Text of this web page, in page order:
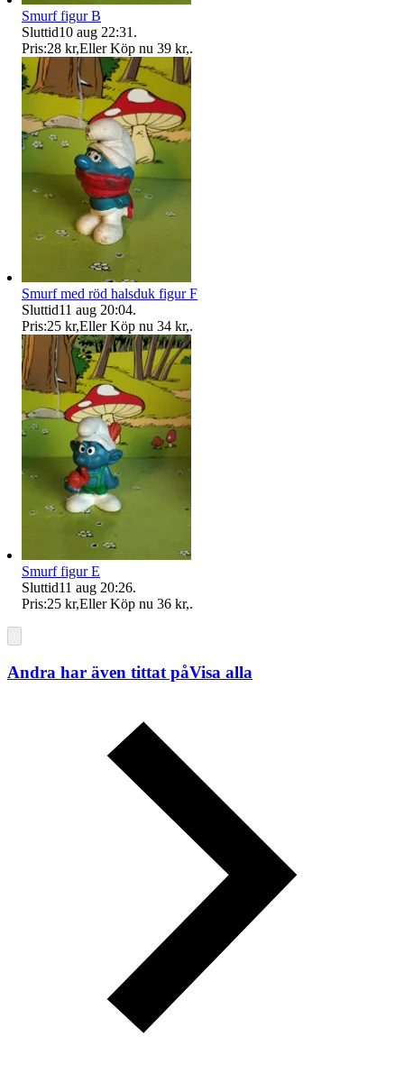
Smurf figur B
Sluttid10 aug 22:31 .
Pris:28 kr,Eller Köp nu 39 kr,.
Smurf med röd halsduk figur F
Sluttid11 aug 20:04.
Pris:25 kr,Eller Köp nu 34 kr,.
Smurf figur E
Sluttid11 aug 20:26.
Pris:25 kr,Eller Köp nu 36 kr,.
Andra har även tittat påVisa alla